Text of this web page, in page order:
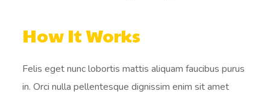
How It Works
Felis eget nunc lobortis mattis aliquam faucibus purus
in. Orci nulla pellentesque dignissim enim sit amet